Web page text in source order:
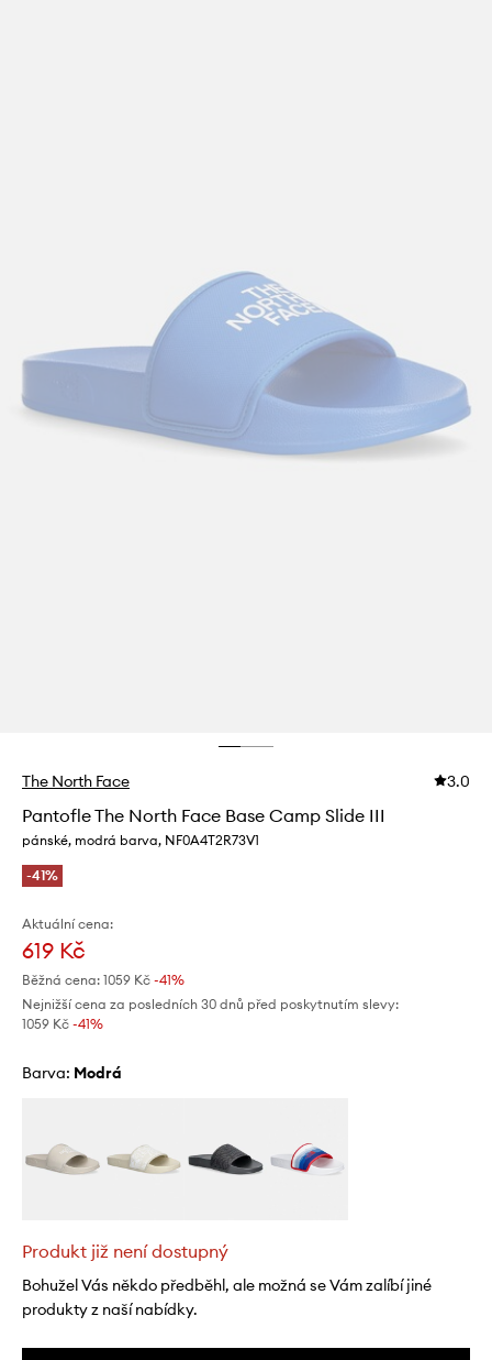
The North Face 3.0
Pantofle The North Face Base Camp Slide III
pánské, modrá barva, NF0A4T2R73V1
-41%
Aktuální cena:
619 Kč
Běžná cena: 1059 Kč -41%
Nejnižší cena za posledních 30 dnů před poskytnutím slevy:
1059 Kč -41%
Barva: modrá
Produkt již není dostupný
Bohužel Vás někdo předběhl, ale možná se Vám zalíbí jiné
produkty z naší nabídky.